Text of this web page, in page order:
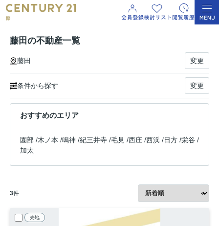
藤田の不動産一覧
藤田 変更
条件から探す 変更
おすすめのエリア
園部 /木ノ本 /鳴神 /紀三井寺 /毛見 /西庄 /西浜 /日方 /栄谷 /
加太
3件
売地